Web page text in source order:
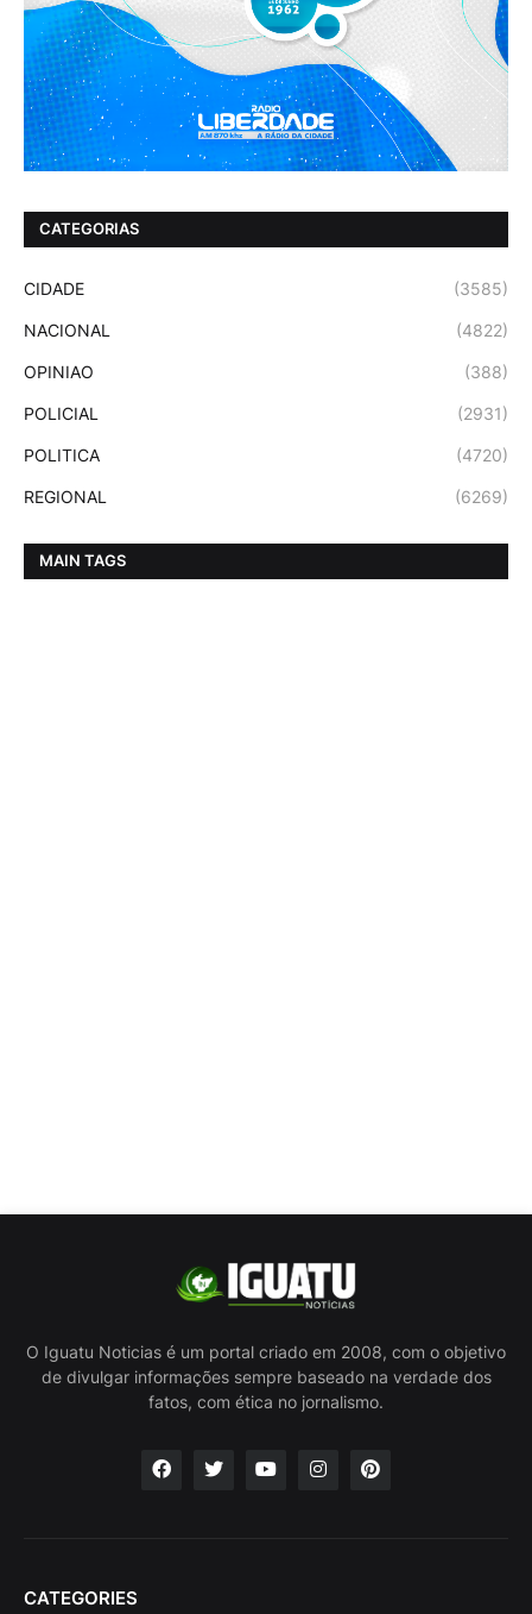
CATEGORIAS
CIDADE (3585)
NACIONAL (4822)
OPINIAO (388)
POLICIAL (2931)
POLITICA (4720)
REGIONAL (6269)
MAIN TAGS
O Iguatu Noticias é um portal criado em 2008, com o objetivo
de divulgar informações sempre baseado na verdade dos
fatos, com ética no jornalismo.
CATEGORIES